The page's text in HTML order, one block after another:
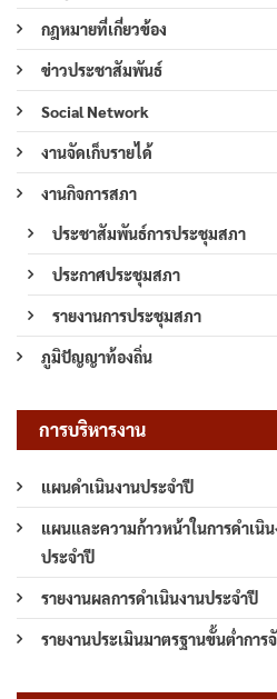
กฎหมายที่เกี่ยวข้อง
ข่าวประชาสัมพันธ์
Social Network
งานจัดเก็บรายได้
งานกิจการสภา
ประชาสัมพันธ์การประชุมสภา
ประกาศประชุมสภา
รายงานการประชุมสภา
ภูมิปัญญาท้องถิ่น
การบริหารงาน
แผนดำเนินงานประจำปี
แผนและความก้าวหน้าในการดำเนิ
ประจำปี
รายงานผลการดำเนินงานประจำปี
รายงานประเมินมาตรฐานขั้นต่ำกา